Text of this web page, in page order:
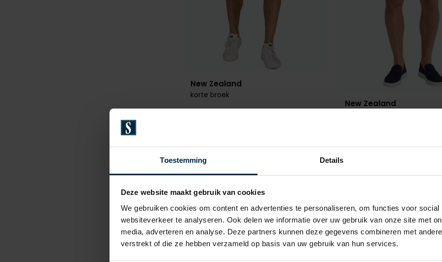
Toestemming Details
Deze website maakt gebruik van cookies
We gebruiken cookies om content en advertenties te personaliseren, om functies voor social
websiteverkeer te analyseren. Ook delen we informatie over uw gebruik van onze site met
media, adverteren en analyse. Deze partners kunnen deze gegevens combineren met
verstrekt of die ze hebben verzameld op basis van uw gebruik van hun services.
New Zealand
korte broek
New Zealand